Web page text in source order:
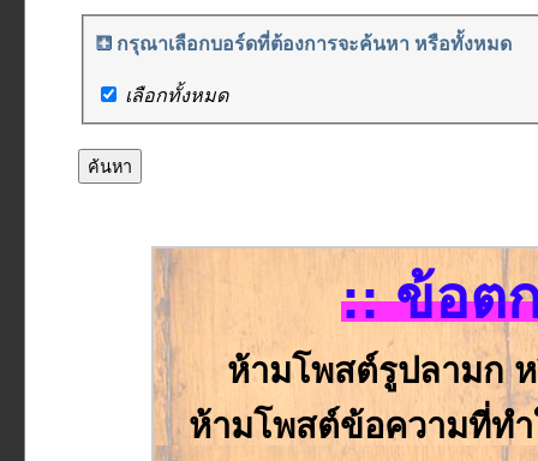
กรุณาเลือกบอร์ดที่ต้องการจะค้นหา หรือทั้งหมด
เลือกทั้งหมด
:: ข้อต
ห้ามโพสต์รูปลามก
ห้ามโพสต์ข้อความที่ทำ